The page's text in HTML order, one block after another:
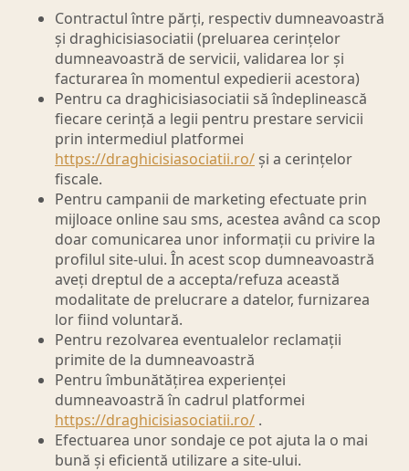
Contractul între părți, respectiv dumneavoastră
și draghicisiasociatii (preluarea cerințelor
dumneavoastră de servicii, validarea lor și
facturarea în momentul expedierii acestora)
Pentru ca draghicisiasociatii să îndeplinească
fiecare cerință a legii pentru prestare servicii
prin intermediul platformei
https://draghicisiasociatii.ro/și a cerințelor
fiscale.
Pentru campanii de marketing efectuate prin
mijloace online sau sms, acestea având ca scop
doar comunicarea unor informații cu privire la
profilul site-ului. În acest scop dumneavoastră
aveți dreptul de a accepta/refuza această
modalitate de prelucrare a datelor, furnizarea
lor fiind voluntară.
Pentru rezolvarea eventualelor reclamații
primite de la dumneavoastră
Pentru îmbunătățirea experienței
dumneavoastră în cadrul platformei
https://draghicisiasociatii.ro/ .
Efectuarea unor sondaje ce pot ajuta la o mai
bună și eficientă utilizare a site-ului.